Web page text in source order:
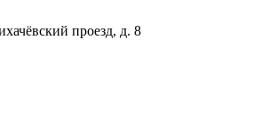
проезд, д. 8